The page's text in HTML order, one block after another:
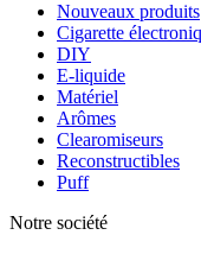
Nouveaux produits
Cigarette
DIY
E-liquide
Matériel
Arômes
Clearomiseurs
Reconstructibles
Puff
Notre société